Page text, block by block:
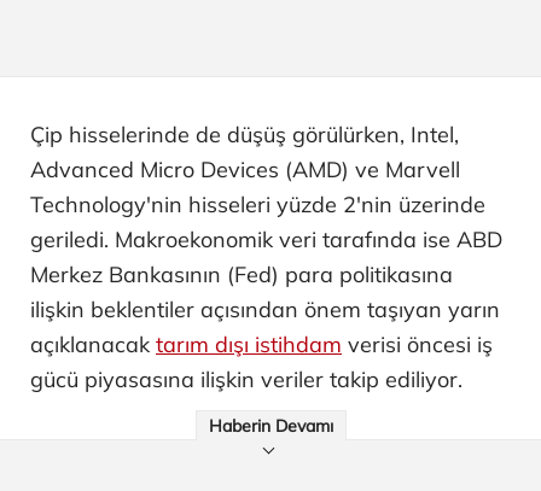
Çip hisselerinde de düşüş görülürken, Intel,
Advanced Micro Devices (AMD) ve Marvell
Technology'nin hisseleri yüzde 2'nin üzerinde
geriledi. Makroekonomik veri tarafında ise ABD
Merkez Bankasının (Fed) para politikasına
ilişkin beklentiler açısından önem taşıyan yarın
açıklanacak tarım dışı istihdam verisi öncesi iş
gücü piyasasına ilişkin veriler takip ediliyor.
Haberin Devamı